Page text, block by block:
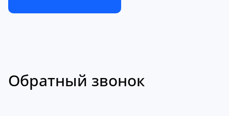
Обратный звонок